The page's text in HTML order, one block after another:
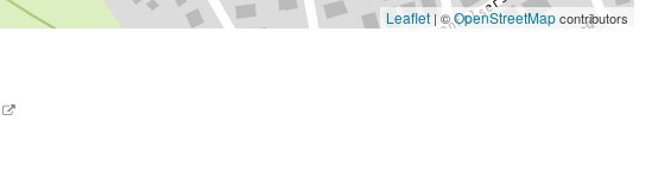
Leaflet | ©OpenStreetMapcontributors
